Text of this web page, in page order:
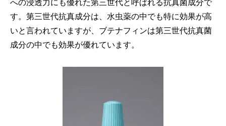
への浸透力にも優れた第三世代と呼ばれる抗真菌成分で
す。第三世代抗真成分は、水虫薬の中でも特に効果が高
いと言われていますが、ブテナフィンは第三世代抗真菌
成分の中でも効果が優れています。